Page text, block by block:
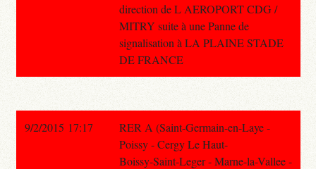
direction de L AEROPORT CDG /
MITRY suite à une Panne de
signalisation à LA PLAINE STADE
DE FRANCE
9/2/2015 17:17
RER A (Saint-Germain-en-Laye -
Poissy - Cergy Le Haut-
Boissy-Saint-Leger - Marne-la-Vallee -